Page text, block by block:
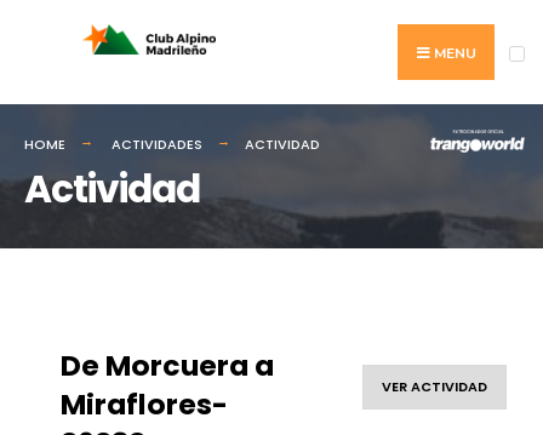
MENU
HOME ACTIVIDADES ACTIVIDAD
Actividad
VER ACTIVIDAD
De Morcuera a
Miraflores-